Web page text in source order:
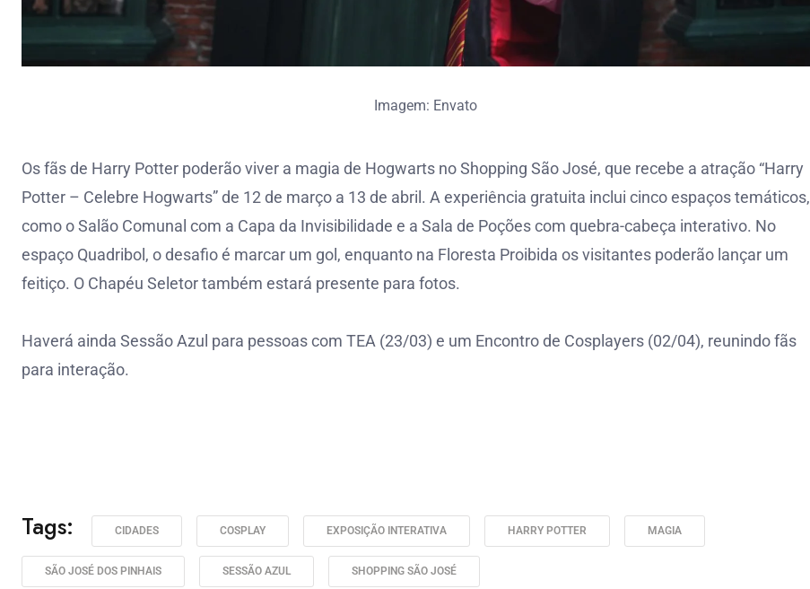
Imagem: Envato
Os fãs de Harry Potter poderão viver a magia de Hogwarts no Shopping São José, que recebe a atração “Harry
Potter – Celebre Hogwarts” de 12 de março a 13 de abril. A experiência gratuita inclui cinco espaços temáticos,
como o Salão Comunal com a Capa da Invisibilidade e a Sala de Poções com quebra-cabeça interativo. No
espaço Quadribol, o desafio é marcar um gol, enquanto na Floresta Proibida os visitantes poderão lançar um
feitiço. O Chapéu Seletor também estará presente para fotos.
Haverá ainda Sessão Azul para pessoas com TEA (23/03) e um Encontro de Cosplayers (02/04), reunindo fãs
para interação.
Tags: CIDADES COSPLAY EXPOSIÇÃO INTERATIVA HARRY POTTER MAGIA
SÃO JOSÉ DOS PINHAIS SESSÃO AZUL SHOPPING SÃO JOSÉ